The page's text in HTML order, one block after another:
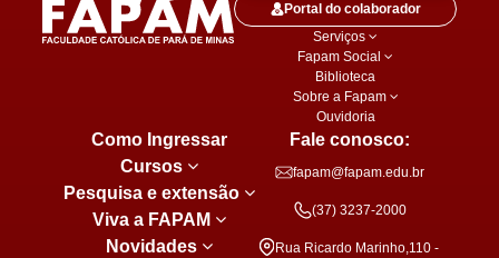
Portal do colaborador
Serviços
Fapam Social
Biblioteca
Sobre a Fapam
Ouvidoria
Como Ingressar
Cursos
Pesquisa e extensão
Viva a FAPAM
Novidades
Fale conosco:
fapam@fapam.edu.br
(37) 3237-2000
Rua Ricardo Marinho,110 -